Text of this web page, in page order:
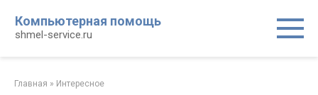
контенту
Компьютерная помощь
shmel-service.ru
Главная » Интересное